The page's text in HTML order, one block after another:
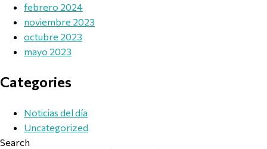
febrero 2024
noviembre 2023
octubre 2023
mayo 2023
Categories
Noticias del día
Uncategorized
Search